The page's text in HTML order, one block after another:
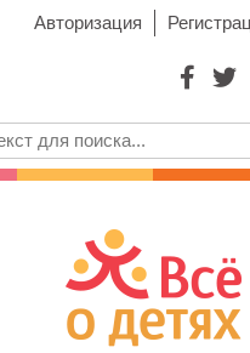
Авторизация